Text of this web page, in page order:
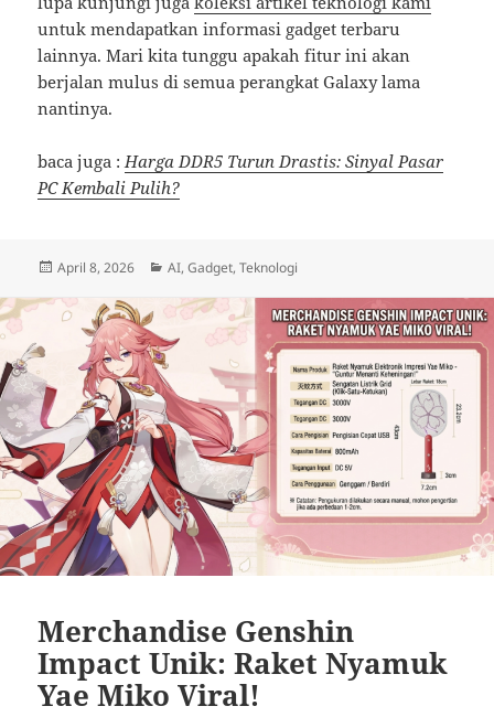
untuk mendapatkan informasi gadget terbaru
lainnya. Mari kita tunggu apakah fitur ini akan
berjalan mulus di semua perangkat Galaxy lama
nantinya.
baca juga :Harga DDR5 Turun Drastis: Sinyal Pasar
PC Kembali Pulih?
Posted
April 8, 2026 Categories
AI,Gadget,Teknologi
Merchandise Genshin
Impact Unik: Raket Nyamuk
Yae Miko Viral!